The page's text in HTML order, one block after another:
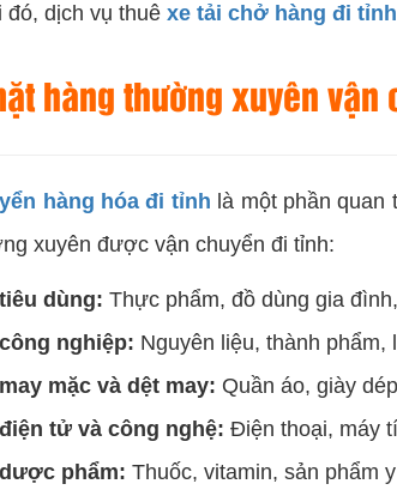
đó, dịch vụ thuê xe tải chở hàng đi tỉnh
hàng thường xuyên
hàng hóa đi tỉnh là một phần
xuyên được vận chuyển đi tỉnh:
dùng: Thực phẩm, đồ dùng gia
nghiệp: Nguyên liệu, thành
mặc và dệt may: Quần áo, giày
tử và công nghệ: Điện thoại, máy
phẩm: Thuốc, vitamin, sản phẩm